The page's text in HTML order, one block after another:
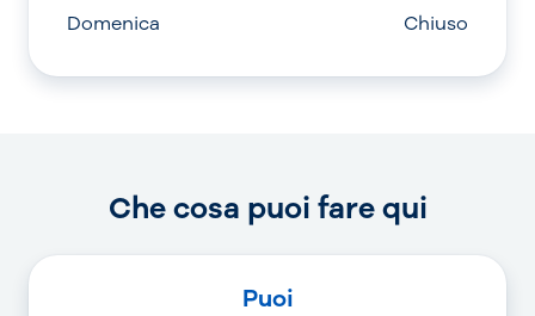
Domenica
Chiuso
Che cosa puoi fare qui
Puoi